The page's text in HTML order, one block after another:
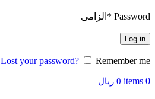
Password
* الزامی
Log in
Lost your password?
Remember me
0
items
0 ریال